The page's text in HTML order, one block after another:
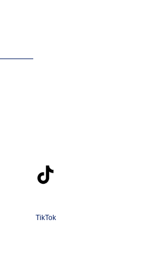
TikTok